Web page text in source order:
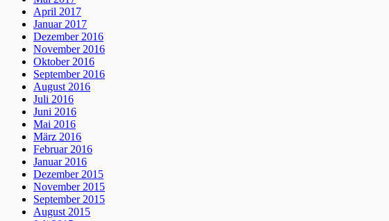
April 2017
Januar 2017
Dezember 2016
November 2016
Oktober 2016
September 2016
August 2016
Juli 2016
Juni 2016
Mai 2016
März 2016
Februar 2016
Januar 2016
Dezember 2015
November 2015
September 2015
August 2015